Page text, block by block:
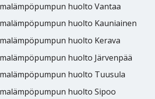
huolto Vantaa
huolto Kauniainen
huolto Kerava
huolto Järvenpää
huolto Tuusula
huolto Sipoo